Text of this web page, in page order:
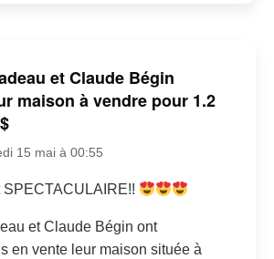
et Claude Bégin
maison à vendre pour 1.2
15 mai à 00:55
SPECTACULAIRE!!
et Claude Bégin ont
en vente leur maison située à